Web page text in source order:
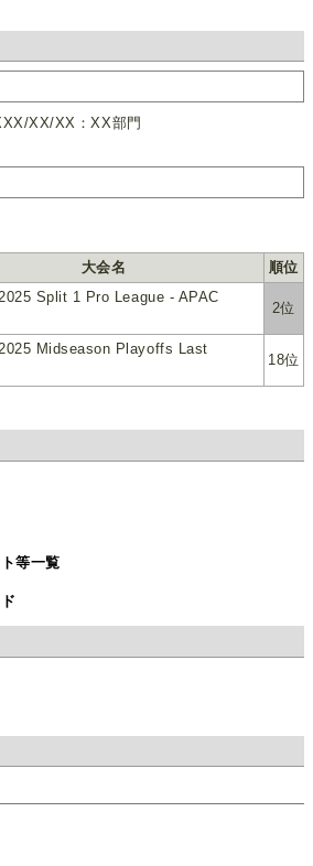
XX/XX：XX部門
大会名 順位
Split 1 Pro League - APAC
2位
Midseason Playoffs Last
18位
等一覧